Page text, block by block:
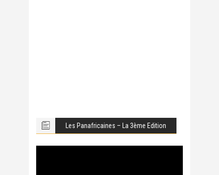
Les Panafricaines – La 3ème Edition